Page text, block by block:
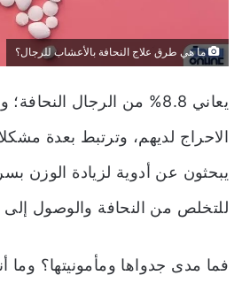
ما هي طرق علاج النحافة بالأعشاب للرجال؟
يعاني 8.8% من الرجال
الاحراج لديهم، وترتبط بعدة
يبحثون عن أدوية لزيادة الوزن
للتخلص من النحافة والوصول إلى
فما مدى جدواها ومأمونيتها؟ وما